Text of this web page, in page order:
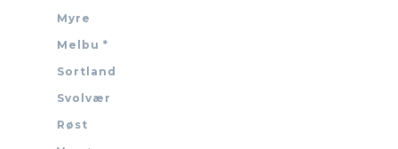
Myre
Melbu *
Sortland
Svolvær
Røst